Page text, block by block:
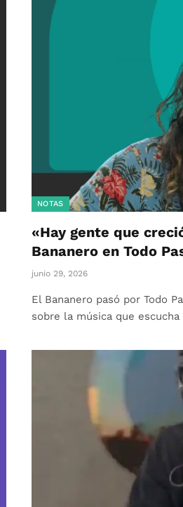
NOTAS
«Hay gente que
Bananero en Todo
junio 29, 2026
El Bananero pasó por Todo
sobre la música que